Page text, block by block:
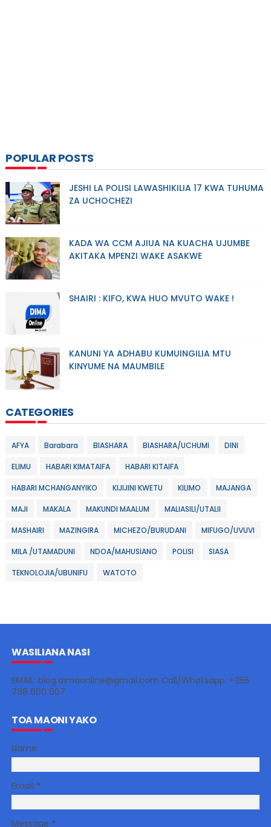
POPULAR POSTS
JESHI LA POLISI LAWASHIKILIA 17 KWA TUHUMA
ZA UCHOCHEZI
KADA WA CCM AJIUA NA KUACHA UJUMBE
AKITAKA MPENZI WAKE ASAKWE
SHAIRI : KIFO, KWA HUO MVUTO WAKE !
KANUNI YA ADHABU KUMUINGILIA MTU
KINYUME NA MAUMBILE
CATEGORIES
AFYA Barabara BIASHARA BIASHARA/UCHUMI DINI
ELIMU HABARI KIMATAIFA HABARI KITAIFA
HABARI MCHANGANYIKO KIJIJINI KWETU KILIMO MAJANGA
MAJI MAKALA MAKUNDI MAALUM MALIASILI/UTALII
MASHAIRI MAZINGIRA MICHEZO/BURUDANI MIFUGO/UVUVI
MILA /UTAMADUNI NDOA/MAHUSIANO POLISI SIASA
TEKNOLOJIA/UBUNIFU WATOTO
WASILIANA NASI
EMAIL: blog.dimaonline@gmail.com Call/Whatsapp: +255
788 000 607
TOA MAONI YAKO
Name
Email *
Message *